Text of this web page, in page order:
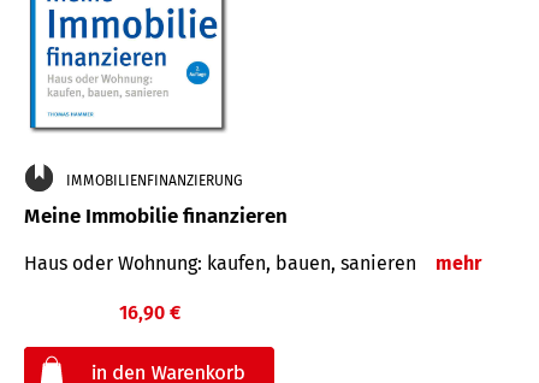
IMMOBILIENFINANZIERUNG
Meine Immobilie finanzieren
Haus oder Wohnung: kaufen, bauen, sanieren mehr
16,90 €